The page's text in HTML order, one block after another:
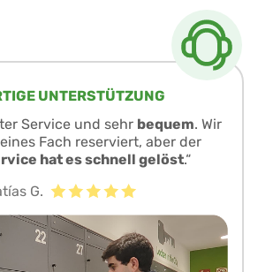
UNTERSTÜTZUNG
Service und sehr bequem. Wir
Fach reserviert, aber der
hat es schnell gelöst.“
G.